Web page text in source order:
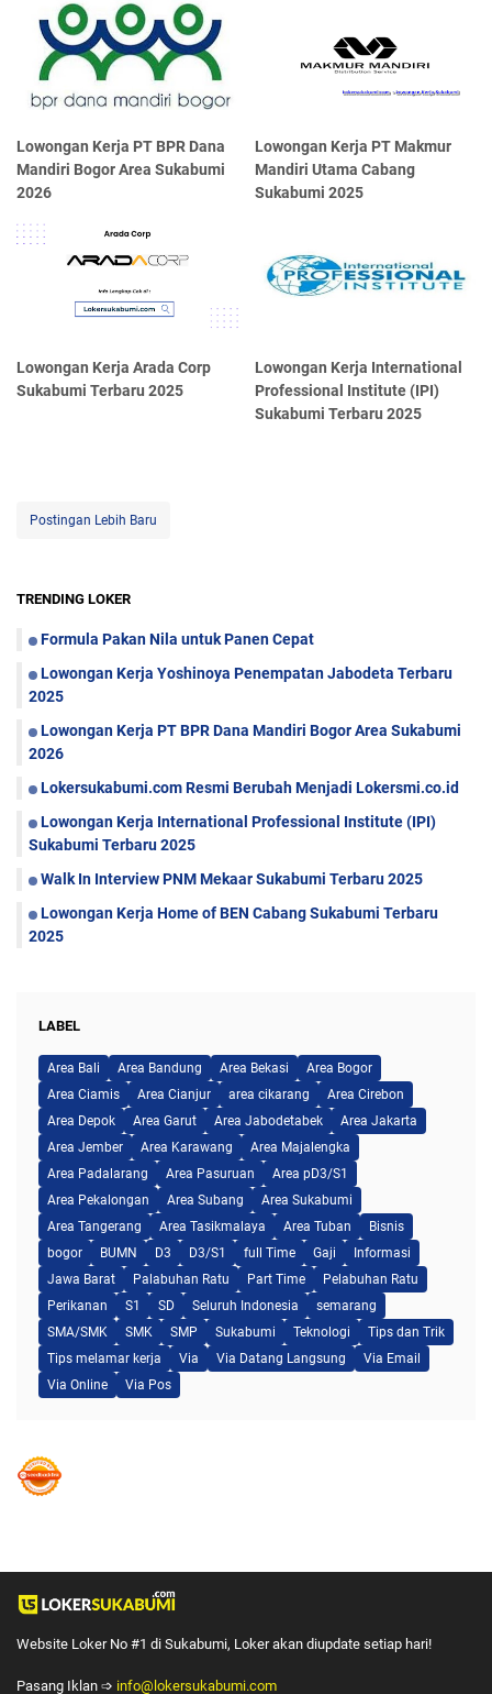
Lowongan Kerja PT BPR Dana
Mandiri Bogor Area Sukabumi
2026
Lowongan Kerja PT Makmur
Mandiri Utama Cabang
Sukabumi 2025
Lowongan Kerja Arada Corp
Sukabumi Terbaru 2025
Lowongan Kerja International
Professional Institute (IPI)
Sukabumi Terbaru 2025
Postingan Lebih Baru
TRENDING LOKER
Formula Pakan Nila untuk Panen Cepat
Lowongan Kerja Yoshinoya Penempatan Jabodeta Terbaru
2025
Lowongan Kerja PT BPR Dana Mandiri Bogor Area Sukabumi
2026
Lokersukabumi.com Resmi Berubah Menjadi Lokersmi.co.id
Lowongan Kerja International Professional Institute (IPI)
Sukabumi Terbaru 2025
Walk In Interview PNM Mekaar Sukabumi Terbaru 2025
Lowongan Kerja Home of BEN Cabang Sukabumi Terbaru
2025
LABEL
Area Bali Area Bandung Area Bekasi
Area Bogor
Area Ciamis
Area Cianjur area cikarang
Area Cirebon
Area Depok
Area Garut Area Jabodetabek
Area Jakarta
Area Jember
Area Karawang
Area Majalengka
Area Padalarang
Area Pasuruan
Area pD3/S1
Area Pekalongan
Area Subang
Area Sukabumi
Area Tangerang
Area Tasikmalaya Area Tuban
Bisnis
bogor
BUMN D3 D3/S1 full Time Gaji
Informasi
Jawa Barat
Palabuhan Ratu Part Time
Pelabuhan Ratu
Perikanan
S1 SD Seluruh Indonesia
semarang
SMA/SMK
SMK SMP Sukabumi Teknologi
Tips dan Trik
Tips melamar kerja
Via Via Datang Langsung
Via Email
Via Online
Via Pos
Website Loker No #1 di Sukabumi, Loker akan diupdate setiap hari!
Pasang Iklan ➩ info@lokersukabumi.com